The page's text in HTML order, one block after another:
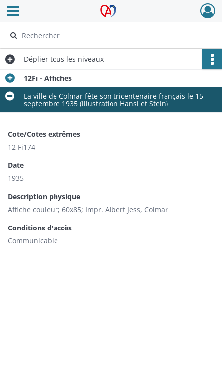
Archives Alsace - Colmar
Ouvrir le menu déroulant
Déplier tous les niveaux
12Fi - Affiches
La ville de Colmar fête son tricentenaire français le 15
septembre 1935 (illustration Hansi et Stein)
Cote/Cotes extrêmes
12 Fi174
Date
1935
Description physique
Affiche couleur; 60x85; Impr. Albert Jess, Colmar
Conditions d'accès
Communicable